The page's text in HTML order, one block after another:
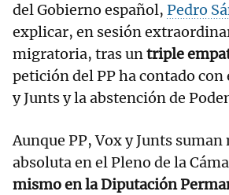
del Gobierno español, Pedro
explicar, en sesión
migratoria, tras untriple
petición del PP ha contado con
y Junts y la abstención de
Aunque PP, Vox y Junts
absoluta en el Pleno de la
mismo en la Diputación